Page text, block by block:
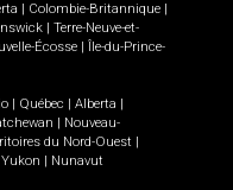
Colombie-Britannique
Terre-Neuve-et-
Écosse
Île-du-Prince-
Québec Alberta
Nouveau-
du Nord-Ouest
Yukon Nunavut